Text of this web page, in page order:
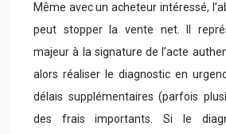
Même avec un acheteur intéressé,
peut stopper la vente net. Il
majeur à la signature de l’acte
alors réaliser le diagnostic en
délais supplémentaires (parfois
des frais importants. Si le